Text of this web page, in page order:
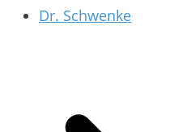
Dr. Schwenke